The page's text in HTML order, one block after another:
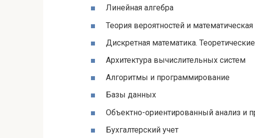
Линейная алгебра
Теория вероятностей и математическая
Дискретная математика.
Архитектура вычислительных систем
Алгоритмы и программирование
Базы данных
Объектно-ориентированный анализ и
Бухгалтерский учет